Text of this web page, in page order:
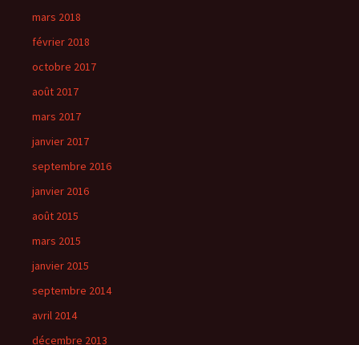
mars 2018
février 2018
octobre 2017
août 2017
mars 2017
janvier 2017
septembre 2016
janvier 2016
août 2015
mars 2015
janvier 2015
septembre 2014
avril 2014
décembre 2013